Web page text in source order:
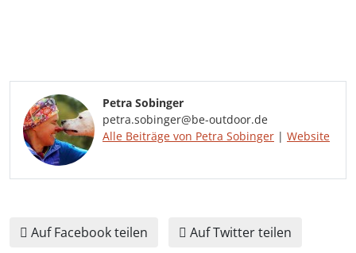
Petra Sobinger
petra.sobinger@be-outdoor.de
Alle Beiträge von Petra Sobinger | Website
Auf Facebook teilen Auf Twitter teilen